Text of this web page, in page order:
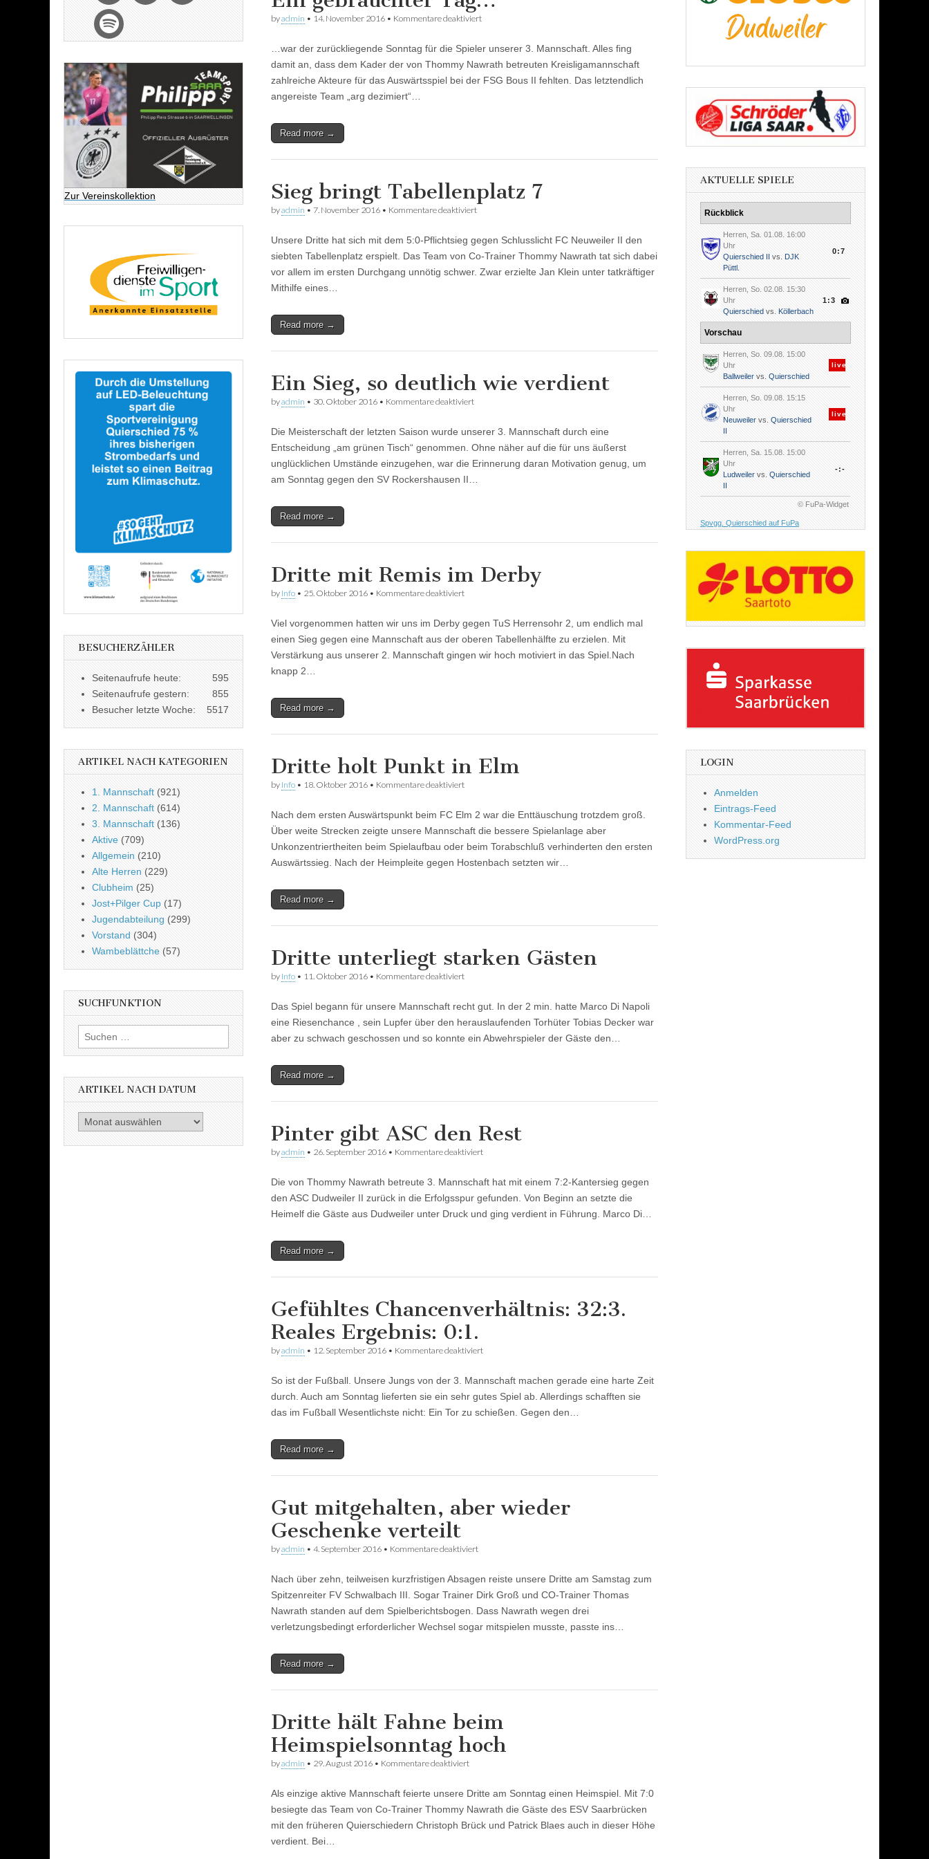
byadmin • 14. November 2016 • Kommentare deaktiviertfür
Tag…
…war der zurückliegende Sonntag für die Spieler unserer 3. Mannschaft. Alles fing
damit an, dass dem Kader der von Thommy Nawrath betreuten Kreisligamannschaft
zahlreiche Akteure für das Auswärtsspiel bei der FSG Bous II fehlten. Das letztendlich
angereiste Team „arg dezimiert“…
Read more →
Sieg bringt Tabellenplatz 7
byadmin • 7. November 2016 • Kommentare deaktiviertfür
Tabellenplatz
7
Unsere Dritte hat sich mit dem 5:0-Pflichtsieg gegen Schlusslicht FC Neuweiler II den
siebten Tabellenplatz erspielt. Das Team von Co-Trainer Thommy Nawrath tat sich dabei
vor allem im ersten Durchgang unnötig schwer. Zwar erzielte Jan Klein unter tatkräftiger
Mithilfe eines…
Read more →
Ein Sieg, so deutlich wie verdient
byadmin • 30. Oktober 2016 • Kommentare deaktiviertfür
so
deutlich
verdient
Die Meisterschaft der letzten Saison wurde unserer 3. Mannschaft durch eine
Entscheidung „am grünen Tisch“ genommen. Ohne näher auf die für uns äußerst
unglücklichen Umstände einzugehen, war die Erinnerung daran Motivation genug, um
am Sonntag gegen den SV Rockershausen II…
Read more →
Dritte mit Remis im Derby
by Info • 25. Oktober 2016 • Kommentare deaktiviertfür
Remis
im
Viel vorgenommen hatten wir uns im Derby gegen TuS Herrensohr 2, um endlich mal
einen Sieg gegen eine Mannschaft aus der oberen Tabellenhälfte zu erzielen. Mit
Verstärkung aus unserer 2. Mannschaft gingen wir hoch motiviert in das Spiel.Nach
knapp 2…
Read more →
Dritte holt Punkt in Elm
by Info • 18. Oktober 2016 • Kommentare deaktiviertfür
Punkt
in
Nach dem ersten Auswärtspunkt beim FC Elm 2 war die Enttäuschung trotzdem groß.
Über weite Strecken zeigte unsere Mannschaft die bessere Spielanlage aber
Unkonzentriertheiten beim Spielaufbau oder beim Torabschluß verhinderten den ersten
Auswärtssieg. Nach der Heimpleite gegen Hostenbach setzten wir…
Read more →
Dritte unterliegt starken Gästen
by Info • 11. Oktober 2016 • Kommentare deaktiviertfür
starken
Gästen
Das Spiel begann für unsere Mannschaft recht gut. In der 2 min. hatte Marco Di Napoli
eine Riesenchance , sein Lupfer über den herauslaufenden Torhüter Tobias Decker war
aber zu schwach geschossen und so konnte ein Abwehrspieler der Gäste den…
Read more →
Pinter gibt ASC den Rest
byadmin • 26. September 2016 • Kommentare deaktiviertfür
ASC
den
Die von Thommy Nawrath betreute 3. Mannschaft hat mit einem 7:2-Kantersieg gegen
den ASC Dudweiler II zurück in die Erfolgsspur gefunden. Von Beginn an setzte die
Heimelf die Gäste aus Dudweiler unter Druck und ging verdient in Führung. Marco Di…
Read more →
Gefühltes Chancenverhältnis: 32:3.
Reales Ergebnis: 0:1.
byadmin • 12. September 2016 • Kommentare deaktiviertfür
32:3.
Reales
Ergebnis:
0:1.
So ist der Fußball. Unsere Jungs von der 3. Mannschaft machen gerade eine harte Zeit
durch. Auch am Sonntag lieferten sie ein sehr gutes Spiel ab. Allerdings schafften sie
das im Fußball Wesentlichste nicht: Ein Tor zu schießen. Gegen den…
Read more →
Gut mitgehalten, aber wieder
Geschenke verteilt
byadmin • 4. September 2016 • Kommentare deaktiviertfür
aber
wieder
verteilt
Nach über zehn, teilweisen kurzfristigen Absagen reiste unsere Dritte am Samstag zum
Spitzenreiter FV Schwalbach III. Sogar Trainer Dirk Groß und CO-Trainer Thomas
Nawrath standen auf dem Spielberichtsbogen. Dass Nawrath wegen drei
verletzungsbedingt erforderlicher Wechsel sogar mitspielen musste, passte ins…
Read more →
Dritte hält Fahne beim
Heimspielsonntag hoch
byadmin • 29. August 2016 • Kommentare deaktiviertfür
Fahne
beim
hoch
Als einzige aktive Mannschaft feierte unsere Dritte am Sonntag einen Heimspiel. Mit 7:0
besiegte das Team von Co-Trainer Thommy Nawrath die Gäste des ESV Saarbrücken
mit den früheren Quierschiedern Christoph Brück und Patrick Blaes auch in dieser Höhe
verdient. Bei…
Zur Vereinskollektion
BESUCHERZÄHLER
595
Seitenaufrufe heute:
855
Seitenaufrufe gestern:
5517
Besucher letzte Woche:
ARTIKEL NACH KATEGORIEN
1. Mannschaft (921)
2. Mannschaft (614)
3. Mannschaft (136)
Aktive (709)
Allgemein (210)
Alte Herren (229)
Clubheim (25)
Jost+Pilger Cup (17)
Jugendabteilung (299)
Vorstand (304)
Wambeblättche (57)
SUCHFUNKTION
Suchen
nach:
ARTIKEL NACH DATUM
Artikel
nach
AKTUELLE SPIELE
Rückblick
Herren, Sa. 01.08. 16:00
Uhr
Quierschied II vs. DJK
Püttl.
0:7
Herren, So. 02.08. 15:30
Uhr
Quierschied vs. Köllerbach
1:3
Vorschau
Herren, So. 09.08. 15:00
Uhr
Ballweiler vs. Quierschied
live
Herren, So. 09.08. 15:15
Uhr
Neuweiler vs. Quierschied
II
live
Herren, Sa. 15.08. 15:00
Uhr
Ludweiler vs. Quierschied
II
-:-
© FuPa-Widget
Spvgg. Quierschied auf FuPa
LOGIN
Anmelden
Eintrags-Feed
Kommentar-Feed
WordPress.org